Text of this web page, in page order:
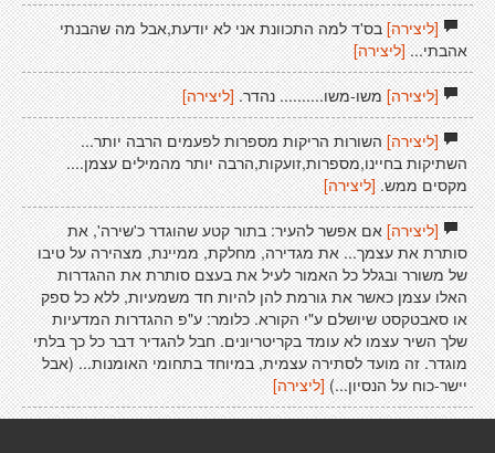
[ליצירה]בס'ד למה התכוונת אני לא יודעת,אבל מה שהבנתי
אהבתי... [ליצירה]
[ליצירה]משו-משו.......... נהדר. [ליצירה]
[ליצירה]השורות הריקות מספרות לפעמים הרבה יותר...
השתיקות בחיינו,מספרות,זועקות,הרבה יותר מהמילים עצמן....
מקסים ממש. [ליצירה]
[ליצירה]אם אפשר להעיר: בתור קטע שהוגדר כ'שירה', את
סותרת את עצמך... את מגדירה, מחלקת, ממיינת, מצהירה על טיבו
של משורר ובגלל כל האמור לעיל את בעצם סותרת את ההגדרות
האלו עצמן כאשר את גורמת להן להיות חד משמעיות, ללא כל ספק
או סאבטקסט שיושלם ע"י הקורא. כלומר: ע"פ ההגדרות המדעיות
שלך השיר עצמו לא עומד בקריטריונים. חבל להגדיר דבר כל כך בלתי
מוגדר. זה מועד לסתירה עצמית, במיוחד בתחומי האומנות... (אבל
יישר-כוח על הנסיון...) [ליצירה]